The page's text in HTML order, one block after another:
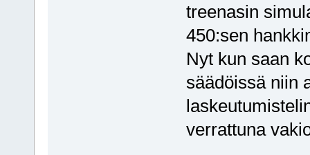
treenasin
450:sen
Nyt kun saan
säädöissä niin
verrattuna